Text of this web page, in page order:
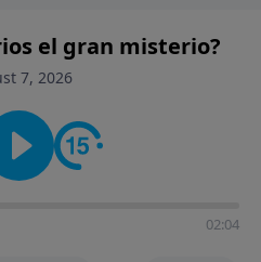
el gran misterio?
7, 2026
02:04